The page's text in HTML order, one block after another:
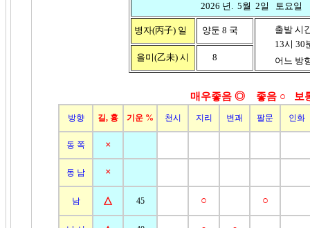
2026 년. 5월 2일 토요일
병자(丙子) 일 양둔 8 국
출발 시
13시 30분
어느 방향
을미(乙未) 시 8
매우좋음 ◎ 좋음 ○ 보
방향 길, 흉 기운 % 천시 지리 변괘 팔문 인화
동 쪽 ×
동 남 ×
남 △ 45 ○ ○